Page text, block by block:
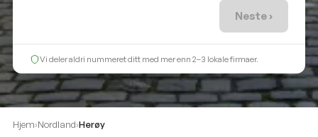
Neste ›
Vi deler aldri nummeret ditt med mer enn 2–3 lokale firmaer.
Hjem›Nordland›Herøy